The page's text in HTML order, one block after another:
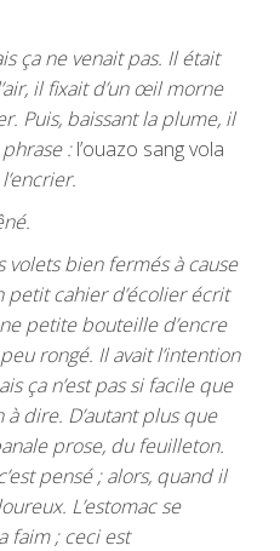
ça ne venait pas. Il était
il fixait d’un œil morne
Puis, baissant la plume, il
:l’ouazo sang vola
volets bien fermés à cause
petit cahier d’écolier écrit
petite bouteille d’encre
rongé. Il avait l’intention
ça n’est pas si facile que
à dire. D’autant plus que
prose, du feuilleton.
pensé ; alors, quand il
L’estomac se
faim ; ceci est